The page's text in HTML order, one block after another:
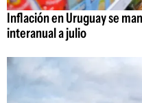
Inflación en Uruguay se
interanual a julio